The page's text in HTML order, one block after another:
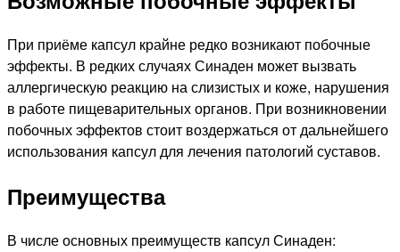
При приёме капсул крайне редко возникают побочные
эффекты. В редких случаях Синаден может вызвать
аллергическую реакцию на слизистых и коже, нарушения
в работе пищеварительных органов. При возникновении
побочных эффектов стоит воздержаться от дальнейшего
использования капсул для лечения патологий суставов.
Преимущества
В числе основных преимуществ капсул Синаден: